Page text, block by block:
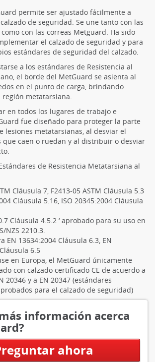
permite ser ajustado fácilmente a
de seguridad. Se une tanto con las
con las correas Metguard. Ha sido
el calzado de seguridad y para
estándares de seguridad del calzado.
a los estándares de Resistencia al
el borde del MetGuard se asienta al
en el punto de carga, brindando
metatarsiana.
en todos los lugares de trabajo e
fue diseñado para proteger la parte
lesiones metatarsianas, al desviar el
que caen o ruedan y al distribuir o desviar
de Resistencia Metatarsiana al
Cláusula 7, F2413-05 ASTM Cláusula 5.3
Cláusula 5.16, ISO 20345:2004 Cláusula
Cláusula 4.5.2 ‘ aprobado para su uso en
NZS 2210.3.
EN 13634:2004 Cláusula 6.3, EN
6.5
en Europa, el MetGuard únicamente
con calzado certificado CE de acuerdo a
20346 y a EN 20347 (estándares
para el calzado de seguridad)
información acerca
ahora